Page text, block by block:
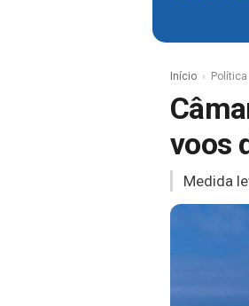
Início Política
voos
Medida